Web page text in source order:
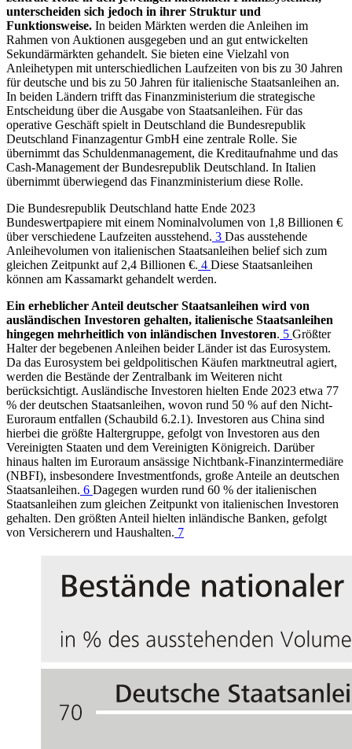
unterscheiden sich jedoch in ihrer Struktur und
Funktionsweise. In beiden Märkten werden die Anleihen im
Rahmen von Auktionen ausgegeben und an gut entwickelten
Sekundärmärkten gehandelt. Sie bieten eine Vielzahl von
Anleihetypen mit unterschiedlichen Laufzeiten von bis zu 30 Jahren
für deutsche und bis zu 50 Jahren für italienische Staatsanleihen an.
In beiden Ländern trifft das Finanzministerium die strategische
Entscheidung über die Ausgabe von Staatsanleihen. Für das
operative Geschäft spielt in Deutschland die Bundesrepublik
Deutschland FinanzagenturGmbH eine zentrale Rolle. Sie
übernimmt das Schuldenmanagement, die Kreditaufnahme und das
Cash-Management der Bundesrepublik Deutschland. In Italien
übernimmt überwiegend das Finanzministerium diese Rolle.
Die Bundesrepublik Deutschland hatte Ende 2023
Bundeswertpapiere mit einem Nominalvolumen von 1,8 Billionen €
über verschiedene Laufzeiten ausstehend. 3 Das ausstehende
Anleihevolumen von italienischen Staatsanleihen belief sich zum
gleichen Zeitpunkt auf 2,4 Billionen €. 4 Diese Staatsanleihen
können am Kassamarkt gehandelt werden.
Ein erheblicher Anteil deutscher Staatsanleihen wird von
ausländischen Investoren gehalten, italienische Staatsanleihen
hingegen mehrheitlich von inländischen Investoren. 5 Größter
Halter der begebenen Anleihen beider Länder ist das Eurosystem.
Da das Eurosystem bei geldpolitischen Käufen marktneutral agiert,
werden die Bestände der Zentralbank im Weiteren nicht
berücksichtigt. Ausländische Investoren hielten Ende 2023 etwa 77
% der deutschen Staatsanleihen, wovon rund 50 % auf den Nicht-
Euroraum entfallen (Schaubild 6.2.1). Investoren aus China sind
hierbei die größte Haltergruppe, gefolgt von Investoren aus den
Vereinigten Staaten und dem Vereinigten Königreich. Darüber
hinaus halten im Euroraum ansässige Nichtbank-Finanzintermediäre
(NBFI), insbesondere Investmentfonds, große Anteile an deutschen
Staatsanleihen. 6 Dagegen wurden rund 60 % der italienischen
Staatsanleihen zum gleichen Zeitpunkt von italienischen Investoren
gehalten. Den größten Anteil hielten inländische Banken, gefolgt
von Versicherern und Haushalten. 7